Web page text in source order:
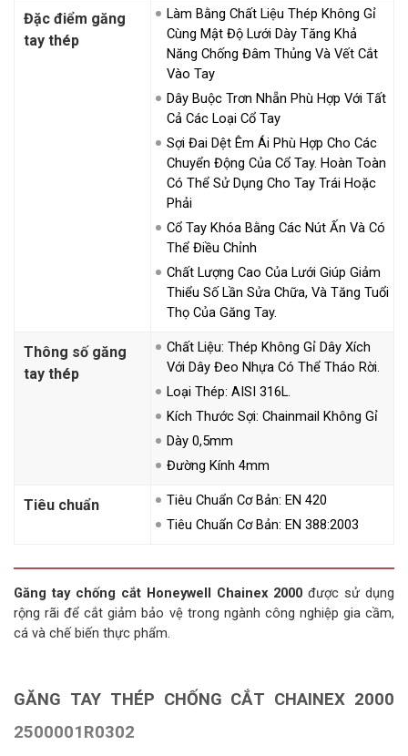
Đặc điểm găng
tay thép
Làm Bằng Chất Liệu Thép Không Gỉ
Cùng Mật Độ Lưới Dày Tăng Khả
Năng Chống Đâm Thủng Và Vết Cắt
Vào Tay
Dây Buộc Trơn Nhẵn Phù Hợp Với Tất
Cả Các Loại Cổ Tay
Sợi Đai Dệt Êm Ái Phù Hợp Cho Các
Chuyển Động Của Cổ Tay. Hoàn Toàn
Có Thể Sử Dụng Cho Tay Trái Hoặc
Phải
Cổ Tay Khóa Bằng Các Nút Ấn Và Có
Thể Điều Chỉnh
Chất Lượng Cao Của Lưới Giúp Giảm
Thiểu Số Lần Sửa Chữa, Và Tăng Tuổi
Thọ Của Găng Tay.
Thông số găng
tay thép
Chất Liệu: Thép Không Gỉ Dây Xích
Với Dây Đeo Nhựa Có Thể Tháo Rời.
Loại Thép: AISI 316L.
Kích Thước Sợi: Chainmail Không Gỉ
Dày 0,5mm
Đường Kính 4mm
Tiêu chuẩn
Tiêu Chuẩn Cơ Bản: EN 420
Tiêu Chuẩn Cơ Bản: EN 388:2003
Găng tay chống cắt Honeywell Chainex 2000 được sử dụng
rộng rãi để cắt giảm bảo vệ trong ngành công nghiệp gia cầm,
cá và chế biến thực phẩm.
GĂNG TAY THÉP CHỐNG CẮT CHAINEX 2000
2500001R0302